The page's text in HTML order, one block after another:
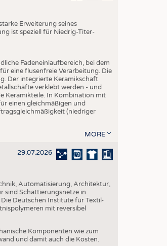
Erweiterung seines
ist speziell für Niedrig-Titer-
Fadeneinlaufbereich, bei dem
eine flusenfreie Verarbeitung. Die
Der integrierte Keramikschaft
verklebt werden - und
Keramikteile. In Kombination mit
einen gleichmäßigen und
(niedriger
MORE
29.07.2026
Automatisierung, Architektur,
sind Schattierungsnetze in
Deutschen Institute für Textil-
mit reversibel
Komponenten wie zum
und damit auch die Kosten.